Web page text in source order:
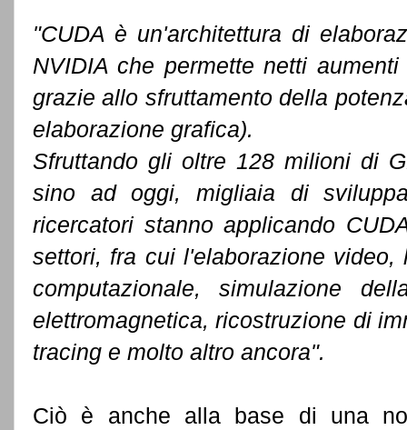
"CUDA è un'architettura di
NVIDIA che permette netti
grazie allo sfruttamento della
elaborazione grafica).
Sfruttando gli oltre 128 milioni di
sino ad oggi, migliaia di
ricercatori stanno applicando
settori, fra cui l'elaborazione
computazionale, simulazione
elettromagnetica, ricostruzione di
tracing e molto altro ancora".
Ciò è anche alla base di una